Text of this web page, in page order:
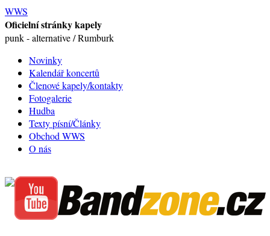
WWS
Oficielní stránky kapely
punk - alternative / Rumburk
Novinky
Kalendář koncertů
Členové kapely/kontakty
Fotogalerie
Hudba
Texty písní/Články
Obchod WWS
O nás